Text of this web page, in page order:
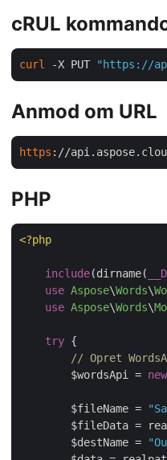
cRUL
curl -X PUT "https://
Anmod om URL
https ://
PHP
<?php
include(dirname(
use Aspose\Words\
use Aspose\Words\
try {
// Opret
        $wordsApi =
new
        $fileName =
$fileData =
        $destName =